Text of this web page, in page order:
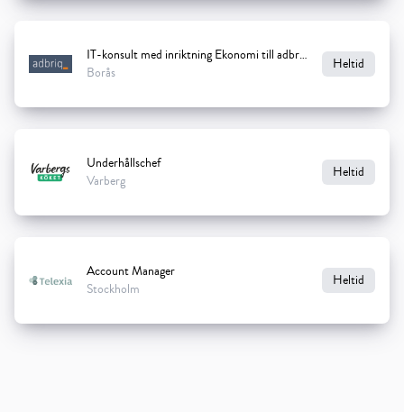
IT-konsult med inriktning Ekonomi till adbriq
Borås
Heltid
Underhållschef
Varberg
Heltid
Account Manager
Stockholm
Heltid